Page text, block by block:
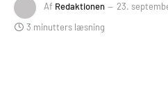
Af Redaktionen
23.
3 minutters læsning